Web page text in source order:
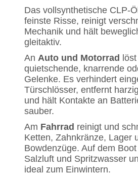
Das vollsynthetische CLP-
feinste Risse, reinigt
Mechanik und hält
gleitaktiv.
An Auto und Motorrad
quietschende, knarrende
Gelenke. Es verhindert
Türschlösser, entfernt
und hält Kontakte an
sauber.
Am Fahrrad reinigt und
Ketten, Zahnkränze, Lager
Bowdenzüge. Auf dem
Salzluft und Spritzwasser
ideal zum Einwintern.